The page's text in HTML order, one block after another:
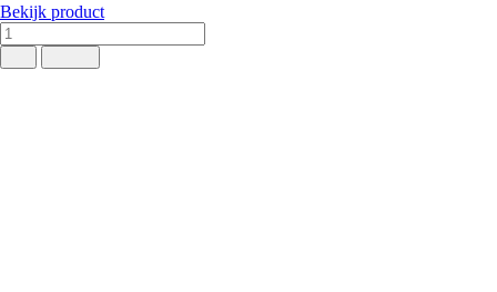
Bekijk product